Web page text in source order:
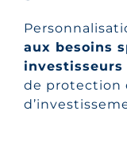
aux besoins
investisseurs
de protection